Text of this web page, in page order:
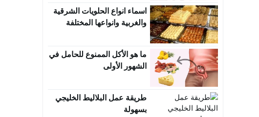
اسماء انواع الحلويات الشرقية
والغربية وانواعها المختلفة
ما هو الأكل الممنوع للحامل في
الشهور الأولى
طريقة عمل البلاليط الخليجي
بسهولة